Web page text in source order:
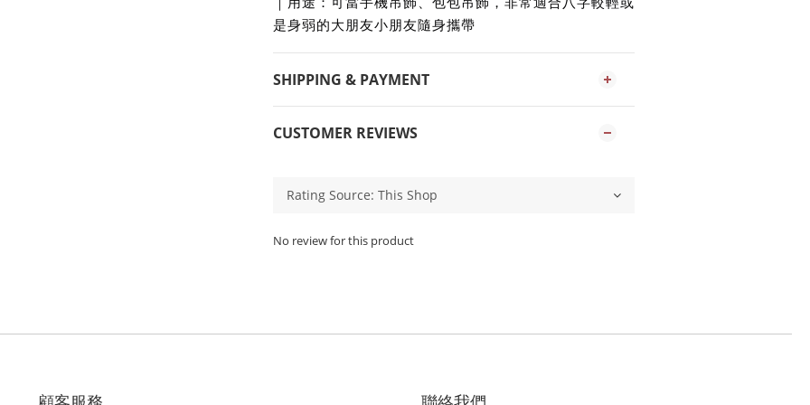
是身弱的大朋友小朋友隨身攜帶
SHIPPING & PAYMENT
CUSTOMER REVIEWS
No review for this product